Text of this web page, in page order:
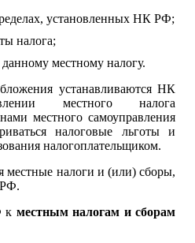
установленных НК РФ;
налога;
местному налогу.
устанавливаются НК
местного налога
местного самоуправления
налоговые льготы и
налогоплательщиком.
местные налоги и (или) сборы,
к местным налогам и сборам